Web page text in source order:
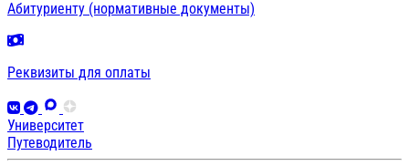
Абитуриенту (нормативные документы)
Реквизиты для оплаты
Университет
Путеводитель